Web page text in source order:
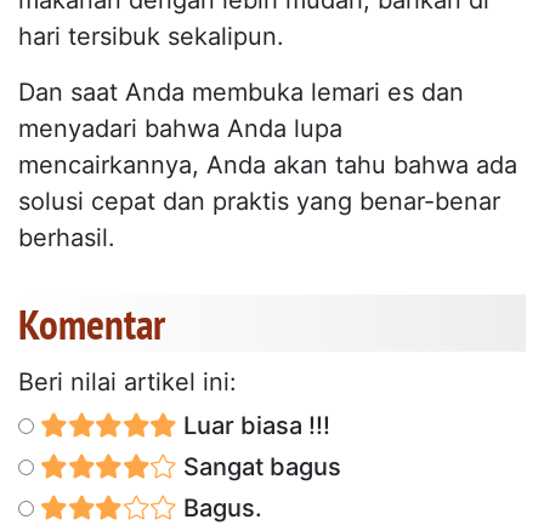
hari tersibuk sekalipun.
Dan saat Anda membuka lemari es dan
menyadari bahwa Anda lupa
mencairkannya, Anda akan tahu bahwa ada
solusi cepat dan praktis yang benar-benar
berhasil.
Komentar
Beri nilai artikel ini:
Luar biasa !!!
Sangat bagus
Bagus.